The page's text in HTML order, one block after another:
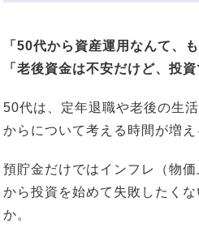
「50代から資産運用なんて、
「老後資金は不安だけど、投
50代は、定年退職や老後の生
からについて考える時間が増え
預貯金だけではインフレ（物
から投資を始めて失敗したく
か。